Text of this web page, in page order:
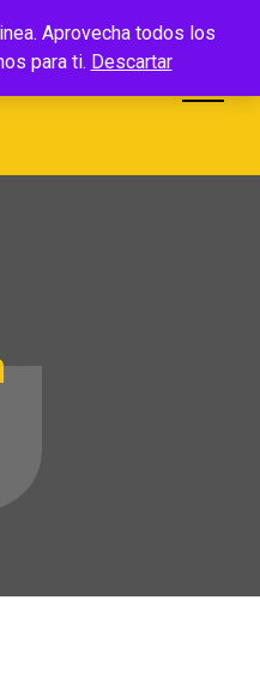
Aprovecha todos los
para ti. Descartar